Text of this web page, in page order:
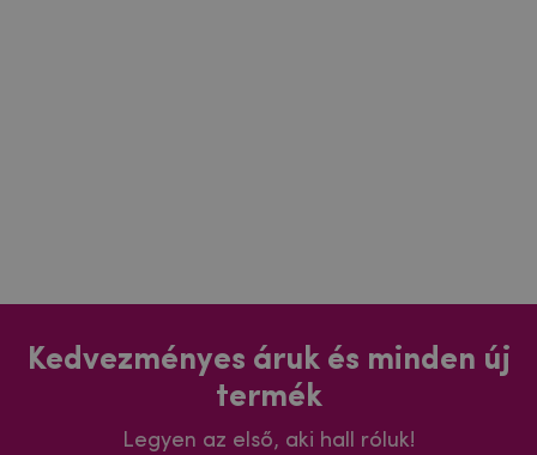
Kedvezményes áruk és minden új
termék
Legyen az első, aki hall róluk!